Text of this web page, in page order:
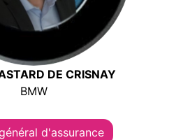
DE CRISNAY
BMW
d'assurance